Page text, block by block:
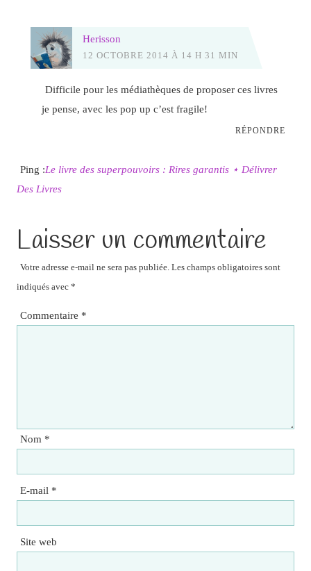
Herisson
12 OCTOBRE 2014 À 14 H 31 MIN
Difficile pour les médiathèques de proposer ces livres
je pense, avec les pop up c’est fragile!
RÉPONDRE
Ping :Le livre des superpouvoirs : Rires garantis ⋆ Délivrer
Des Livres
Laisser un commentaire
Votre adresse e-mail ne sera pas publiée. Les champs obligatoires sont
indiqués avec *
Commentaire *
Nom *
E-mail *
Site web